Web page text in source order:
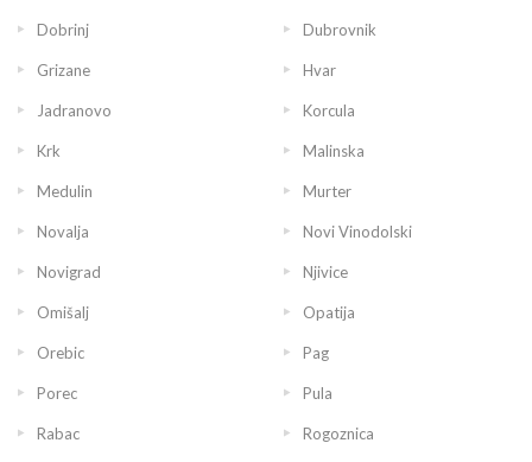
Dobrinj Dubrovnik
Grizane Hvar
Jadranovo Korcula
Krk Malinska
Medulin Murter
Novalja Novi Vinodolski
Novigrad Njivice
Omišalj Opatija
Orebic Pag
Porec Pula
Rabac Rogoznica